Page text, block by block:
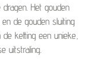
Het gouden
de gouden sluiting
de ketting een unieke,
uitstraling.